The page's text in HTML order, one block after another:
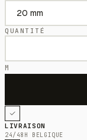
QUANTITÉ
M
LIVRAISON
24/48H BELGIQUE